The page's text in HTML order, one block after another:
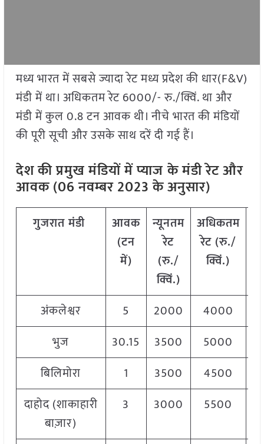
मध्य भारत में सबसे ज्यादा रेट मध्य प्रदेश की धार(F&V)
मंडी में था। अधिकतम रेट 6000/- रु./क्विं. था और
मंडी में कुल 0.8 टन आवक थी। नीचे भारत की मंडियों
की पूरी सूची और उसके साथ दरें दी गई हैं।
देश की प्रमुख मंडियों में प्याजके मंडी रेट और
आवक (06 नवम्बर 2023 के अनुसार)
गुजरातमंडी
आवक
(टन
में)
न्यूनतम
रेट
(रु./
क्विं.)
अधिकतम
रेट (रु./
क्विं.)
अंकलेश्वर
5 2000 4000
भुज
30.15 3500 5000
बिलिमोरा
1 3500 4500
दाहोद (शाकाहारी
बाज़ार)
3 3000 5500